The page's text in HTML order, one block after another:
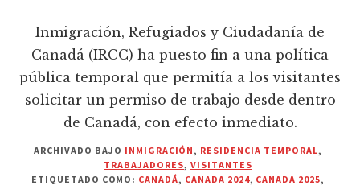
Inmigración, Refugiados y Ciudadanía de
Canadá (IRCC) ha puesto fin a una política
pública temporal que permitía a los visitantes
solicitar un permiso de trabajo desde dentro
de Canadá, con efecto inmediato.
ARCHIVADO BAJO INMIGRACIÓN , RESIDENCIA TEMPORAL,
TRABAJADORES, VISITANTES
ETIQUETADO COMO: CANADÁ, CANADA 2024, CANADA 2025,